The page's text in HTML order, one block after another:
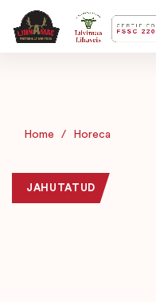
Home / Horeca
JAHUTATUD